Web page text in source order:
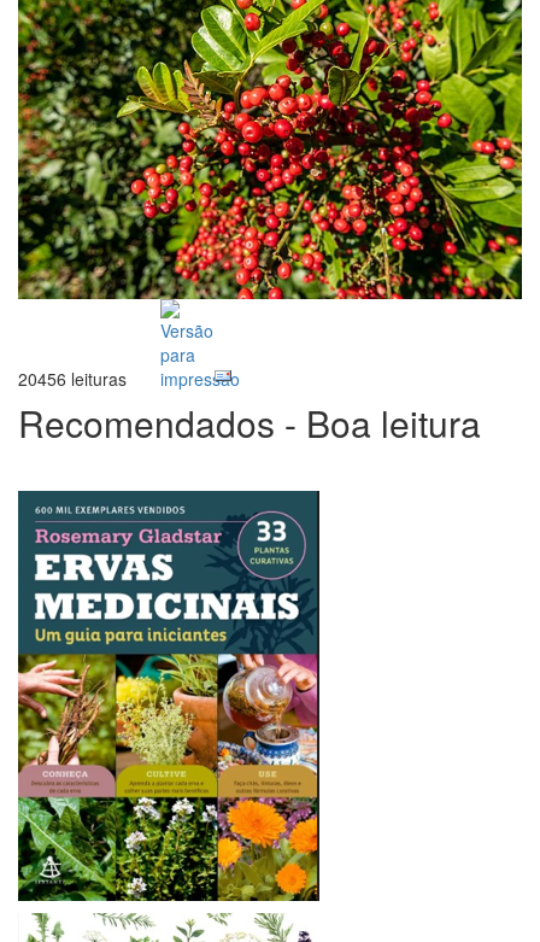
20456 leituras
Recomendados - Boa leitura